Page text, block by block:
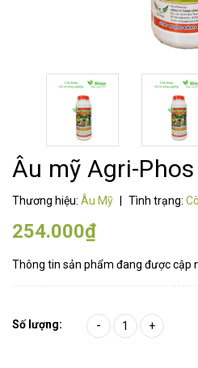
Âu mỹ Agri-
Thương hiệu: Âu Mỹ Tình trạng:
254.000₫
Thông tin sản phẩm đang được cập
Số lượng: - +